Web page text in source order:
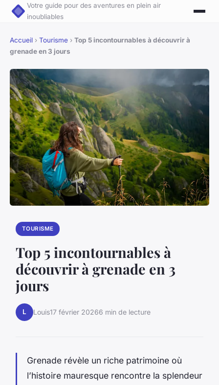
Votre guide pour des aventures en plein air
inoubliables
Accueil › Tourisme › Top 5 incontournables à découvrir à
grenade en 3 jours
TOURISME
Top 5 incontournables à
découvrir à grenade en 3
jours
L Louis17 février 20266 min de lecture
Grenade révèle un riche patrimoine où
l’histoire mauresque rencontre la splendeur